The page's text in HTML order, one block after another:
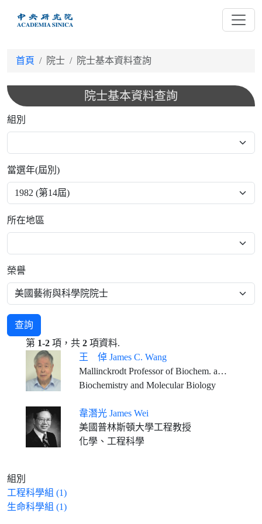
首頁 院士 院士基本資料查詢
院士基本資料查詢
組別
當選年(屆別)
所在地區
榮譽
查詢
第 1-2 項，共 2 項資料.
王 倬 James C. Wang
Mallinckrodt Professor of Biochem. and Molecular Biology, Emeritus, Harvard University
Biochemistry and Molecular Biology
韋潛光 James Wei
美國普林斯頓大學工程教授
化學、工程科學
組別
工程科學組 (1)
生命科學組 (1)